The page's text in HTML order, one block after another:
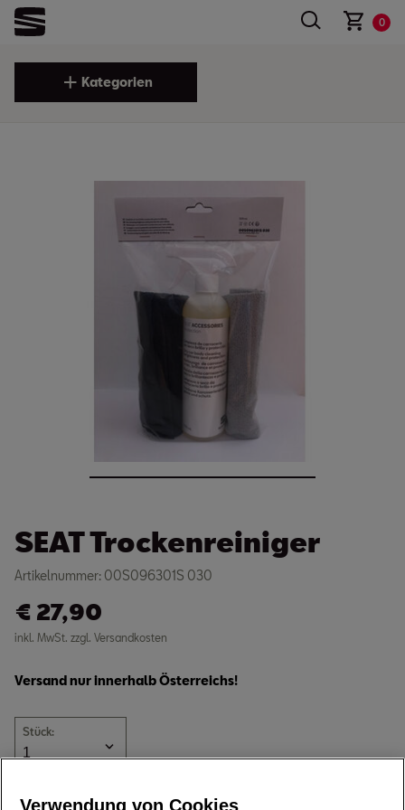
0
Kategorien
SEAT Trockenreiniger
Artikelnummer: 00S096301S 030
€ 27,90
inkl. MwSt. zzgl. Versandkosten
Versand nur innerhalb Österreichs!
Stück:
Verwendung von Cookies